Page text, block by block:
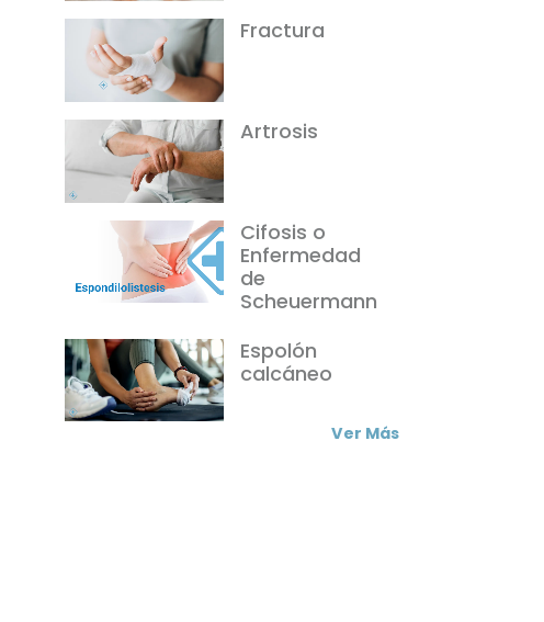
Fractura
Artrosis
Cifosis o
Enfermedad
de
Scheuermann
Espolón
calcáneo
Ver Más